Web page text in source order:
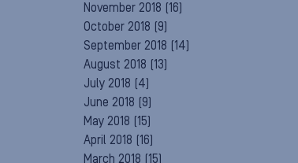
November 2018 (16)
October 2018 (9)
September 2018 (14)
August 2018 (13)
July 2018 (4)
June 2018 (9)
May 2018 (15)
April 2018 (16)
March 2018 (15)